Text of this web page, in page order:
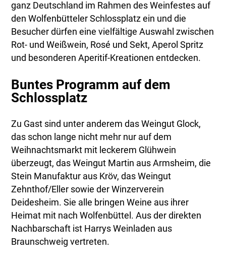
ganz Deutschland im Rahmen des Weinfestes auf
den Wolfenbütteler Schlossplatz ein und die
Besucher dürfen eine vielfältige Auswahl zwischen
Rot- und Weißwein, Rosé und Sekt, Aperol Spritz
und besonderen Aperitif-Kreationen entdecken.
Buntes Programm auf dem
Schlossplatz
Zu Gast sind unter anderem das Weingut Glock,
das schon lange nicht mehr nur auf dem
Weihnachtsmarkt mit leckerem Glühwein
überzeugt, das Weingut Martin aus Armsheim, die
Stein Manufaktur aus Kröv, das Weingut
Zehnthof/Eller sowie der Winzerverein
Deidesheim. Sie alle bringen Weine aus ihrer
Heimat mit nach Wolfenbüttel. Aus der direkten
Nachbarschaft ist Harrys Weinladen aus
Braunschweig vertreten.